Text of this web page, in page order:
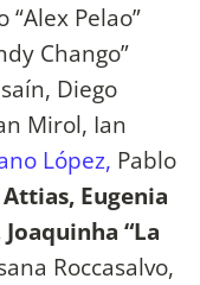
“Alex Pelao”
Chango”
Diego
Mirol, Ian
López, Pablo
Eugenia
“La
Roccasalvo,